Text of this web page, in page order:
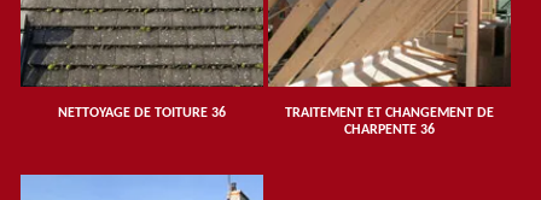
NETTOYAGE DE TOITURE 36
TRAITEMENT ET CHANGEMENT DE
CHARPENTE 36